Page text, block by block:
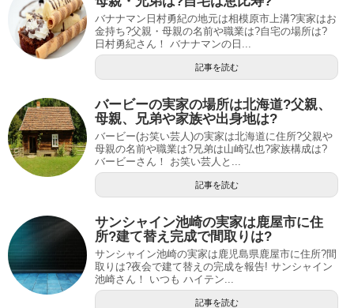
バナナマン日村勇紀の地元は相模原市上溝?実家はお
金持ち?父親・母親の名前や職業は?自宅の場所は?
日村勇紀さん！ バナナマンの日...
記事を読む
バービーの実家の場所は北海道?父親、
母親、兄弟や家族や出身地は?
バービー(お笑い芸人)の実家は北海道に住所?父親や
母親の名前や職業は?兄弟は山崎弘也?家族構成は?
バービーさん！ お笑い芸人と...
記事を読む
サンシャイン池崎の実家は鹿屋市に住
所?建て替え完成で間取りは?
サンシャイン池崎の実家は鹿児島県鹿屋市に住所?間
取りは?夜会で建て替えの完成を報告! サンシャイン
池崎さん！ いつも ハイテン...
記事を読む